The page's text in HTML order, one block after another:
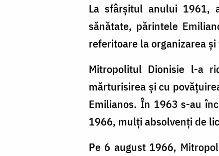
La sfârşitul anului 1961,
sănătate, părintele
referitoare la organizarea
Mitropolitul Dionisie l-a
mărturisirea şi cu
Emilianos. În 1963 s-au
1966, mulţi absolvenţi de
Pe 6 august 1966,